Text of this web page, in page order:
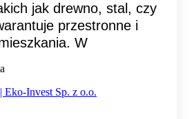
jak drewno, stal, czy
przestronne i
W
Eko-Invest Sp. z o.o.